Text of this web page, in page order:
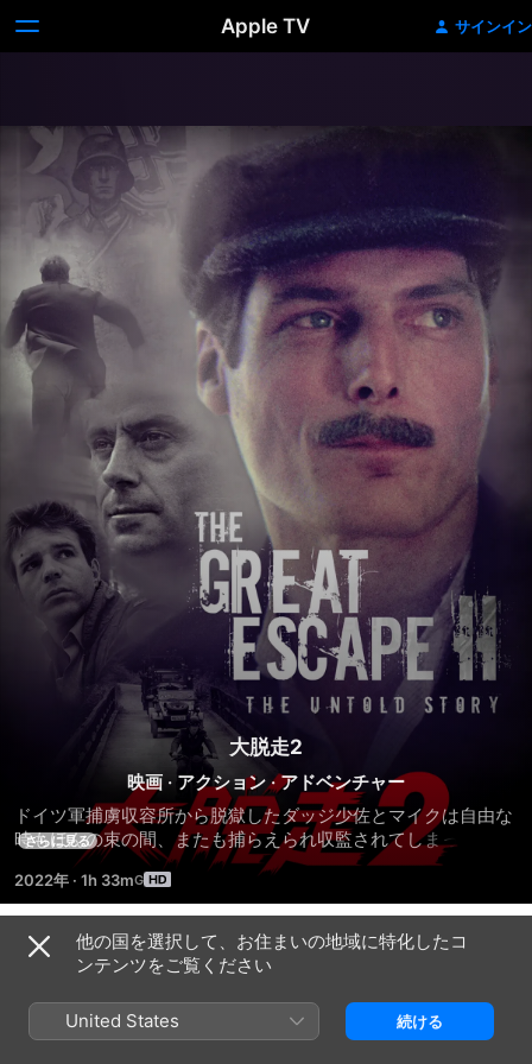
Apple TV サインイン
大脱走2
映画 · アクション ·アドベンチャー
ドイツ軍捕虜収容所から脱獄したダッジ少佐とマイクは自由な
時もほんの束の間、またも捕らえられ収監されてしまった。ド
イツ軍司令部はゲシュタポを使い脱獄者完全抹殺を指令し、
次々と惨殺を続けるが、ダッジたちはふたたび脱獄に成功、な
んとか国境を超え、終戦を迎えた。非常極まる行為を許せぬ彼
らは、惨殺を指揮し逃亡したナチの残党たちを捕まえ、軍法会
議で犯罪を裁くために必死の捜査を始めるのだった…
さらに見る
2022年 · 1h 33m
予告編
他の国を選択して、お住まいの地域に特化したコ
ンテンツをご覧ください
United States 続ける